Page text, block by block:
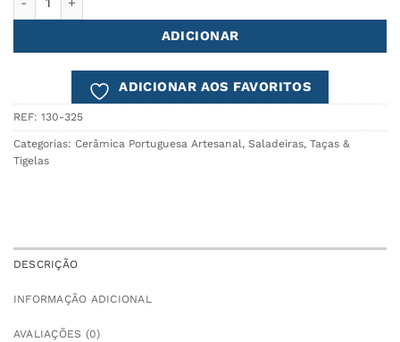
ADICIONAR
ADICIONAR AOS FAVORITOS
REF: 130-325
Categorias: Cerâmica Portuguesa Artesanal, Saladeiras, Taças &
Tigelas
DESCRIÇÃO
INFORMAÇÃO ADICIONAL
AVALIAÇÕES (0)